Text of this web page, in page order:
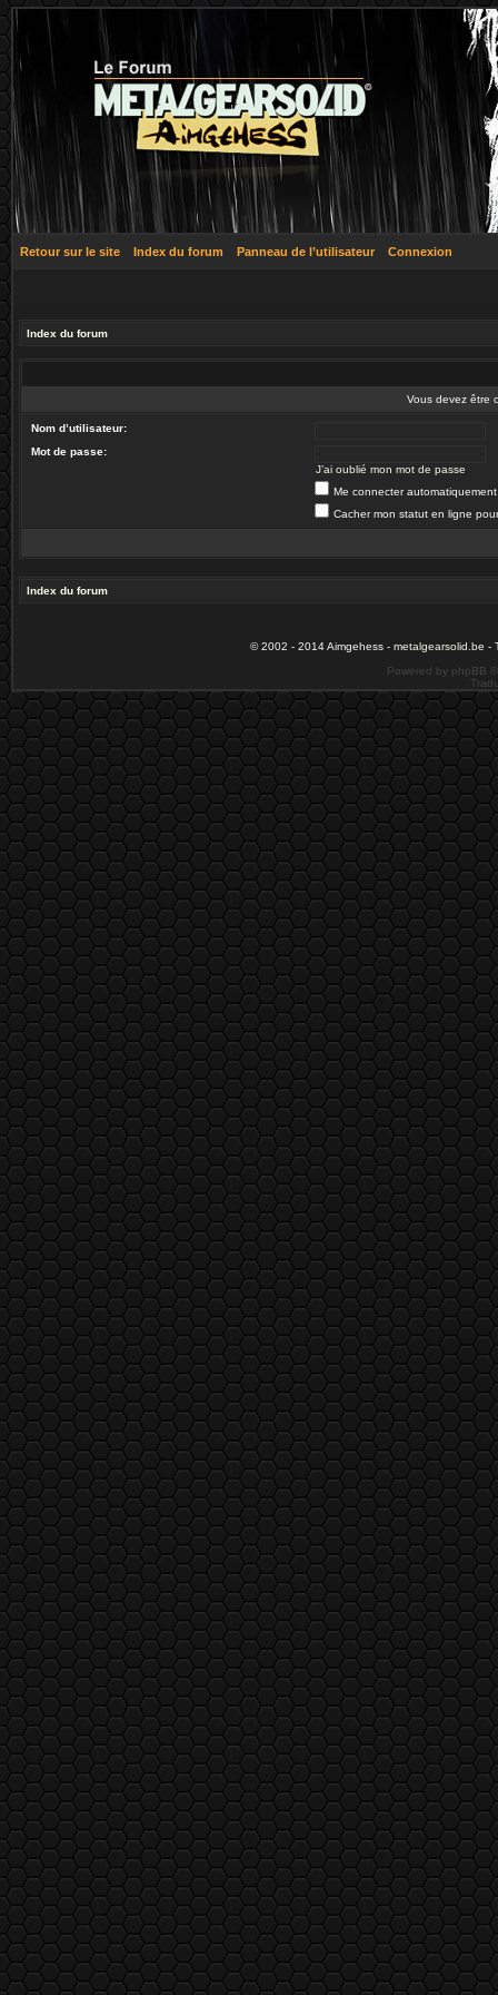
Retour sur le site Index du forum Panneau de l’utilisateur Connexion
Index du forum
Vous devez être
Nom d’utilisateur:
Mot de passe:
J’ai oublié mon mot de passe
Me connecter
Cacher mon statut en ligne
Index du forum
© 2002 - 2014 Aimgehess - metalgearsolid.be -
Powered by phpBB